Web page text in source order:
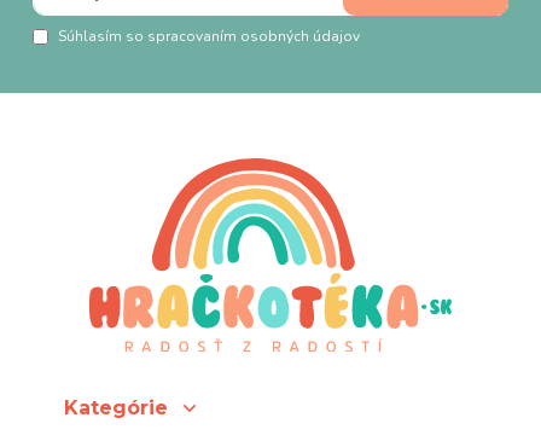
Súhlasím so spracovaním osobných údajov
Kategórie